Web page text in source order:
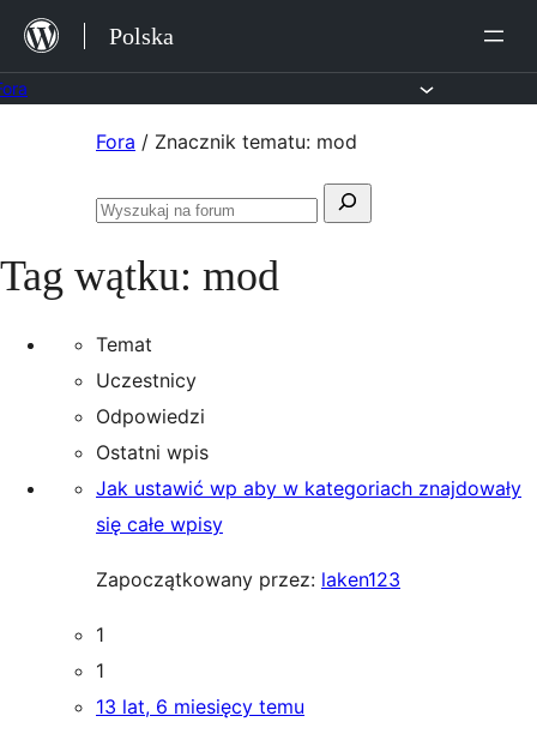
Przejdź
treści
Polska
Fora / Znacznik tematu: mod
Szukaj:
Przeszukaj
Tag wątku: mod
Temat
Uczestnicy
Odpowiedzi
Ostatni wpis
Jak ustawić wp aby w kategoriach znajdowały
się całe wpisy
Zapoczątkowany przez: laken123
1
1
13 lat, 6 miesięcy temu